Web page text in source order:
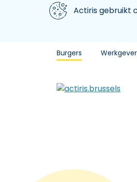
Aller au contenu principal
We gebruiken cookiesActiris gebruikt
Burgers